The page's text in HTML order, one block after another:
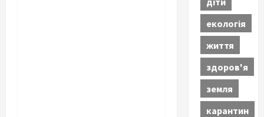
екологія
життя
здоров'я
земля
карантин